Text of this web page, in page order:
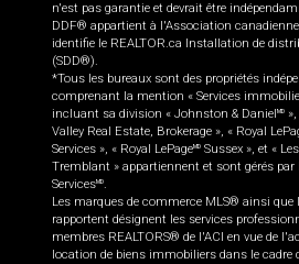
n'est pas garantie et devrait être
DDF® appartient à l'Association
identifie le REALTOR.ca Installation de
(SDD®).
*Tous les bureaux sont des propriétés
comprenant la mention « Services
incluant sa division « Johnston & Daniel MD
Valley Real Estate, Brokerage », « Royal
Services », « Royal LePageMD Sussex », et «
Tremblant » appartiennent et sont gérés
ServicesMD.
Les marques de commerce MLS® ainsi que
rapportent désignent les services
membres REALTORS® de l'ACI en vue de
location de biens immobiliers dans le cadre